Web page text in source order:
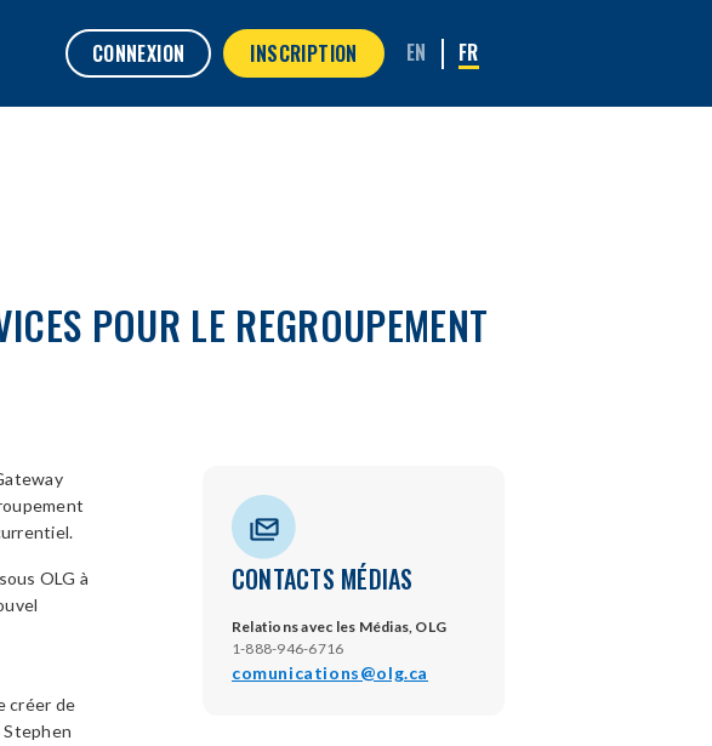
CONNEXION INSCRIPTION
POUR LE REGROUPEMENT
OLG à
créer de
Stephen
CONTACTS MÉDIAS
Relations avec les Médias, OLG
1-888-946-6716
comunications@olg.ca